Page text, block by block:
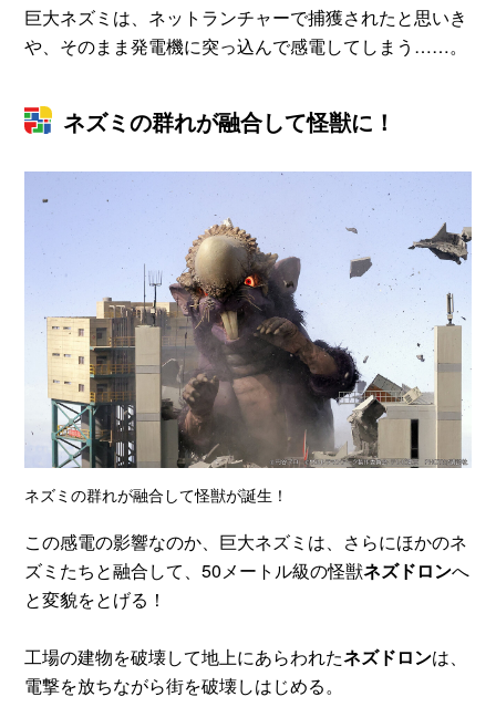
巨大ネズミは、ネットランチャーで捕獲されたと思いき
や、そのまま発電機に突っ込んで感電してしまう……。
ネズミの群れが融合して怪獣に！
ネズミの群れが融合して怪獣が誕生！
この感電の影響なのか、巨大ネズミは、さらにほかのネ
ズミたちと融合して、50メートル級の怪獣ネズドロンへ
と変貌をとげる！
工場の建物を破壊して地上にあらわれたネズドロンは、
電撃を放ちながら街を破壊しはじめる。